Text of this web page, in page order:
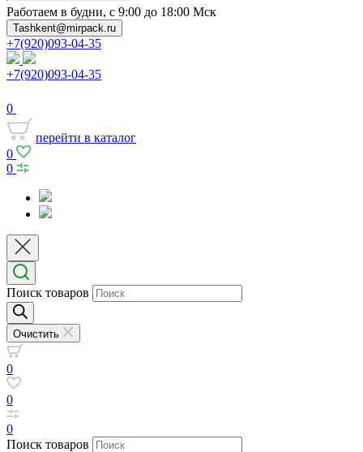
Работаем в будни, с 9:00 до 18:00 Мск
Tashkent@mirpack.ru
+7(920)093-04-35
+7(920)093-04-35
0
перейти в каталог
0
0
Поиск товаров
Очистить
0
0
0
Поиск товаров